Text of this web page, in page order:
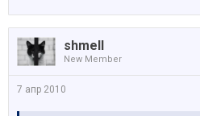
shmell
New Member
7 апр 2010